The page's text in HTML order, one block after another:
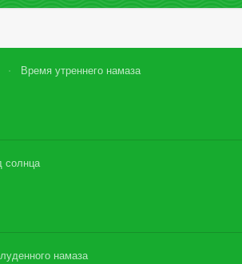
Время утреннего намаза
солнца
намаза